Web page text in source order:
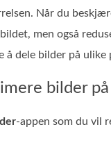
Når du
men også
å dele bilder på ulike
bilder
-appen som du vil